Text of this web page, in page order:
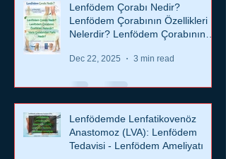
Lenfödem Çorabı Nedir?
Lenfödem Çorabının Özellikleri
Nelerdir? Lenfödem Çorabının
Dec 22, 2025 3 min read
Lenfödemde Lenfatikovenöz
Anastomoz (LVA): Lenfödem
Tedavisi - Lenfödem Ameliyatı